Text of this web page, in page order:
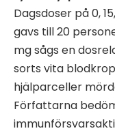
Dagsdoser på 0,
gavs till 20
mg sågs en
sorts vita
hjälparceller
Författarna